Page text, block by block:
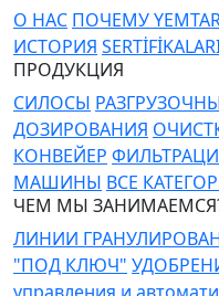
О НАС ПОЧЕМУ
ИСТОРИЯ
ПРОДУКЦИЯ
СИЛОСЫ
ДОЗИРОВАНИЯ
КОНВЕЙЕР
МАШИНЫ ВСЕ
ЧЕМ МЫ
ЛИНИИ
"ПОД КЛЮЧ"